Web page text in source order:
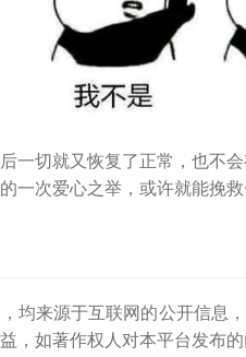
一切就又恢复了正常，也不
一次爱心之举，或许就能挽救
均来源于互联网的公开信息
，如著作权人对本平台发布